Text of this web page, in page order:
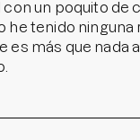
un poquito
he tenido
más que nada